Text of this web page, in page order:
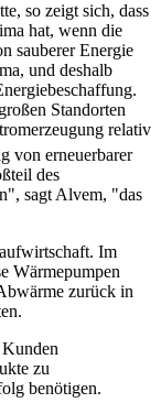
so zeigt sich, dass
hat, wenn die
sauberer Energie
und deshalb
Standorten
relativ
von erneuerbarer
des
sagt Alvem, "das
Im
Wärmepumpen
zurück in
zu
benötigen.